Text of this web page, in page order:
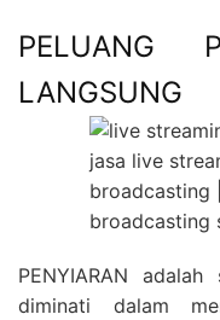
PELUANG
LANGSUNG
PENYIARAN
diminati dalam